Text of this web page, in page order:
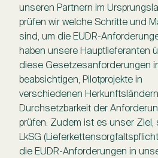
unseren Partnern im
prüfen wir welche Schritte und
sind, um die EUDR-
haben unsere Hauptlieferanten
diese Gesetzesanforderungen
beabsichtigen, Pilotprojekte in
verschiedenen
Durchsetzbarkeit der
prüfen. Zudem ist es unser
LkSG
die EUDR-Anforderungen in